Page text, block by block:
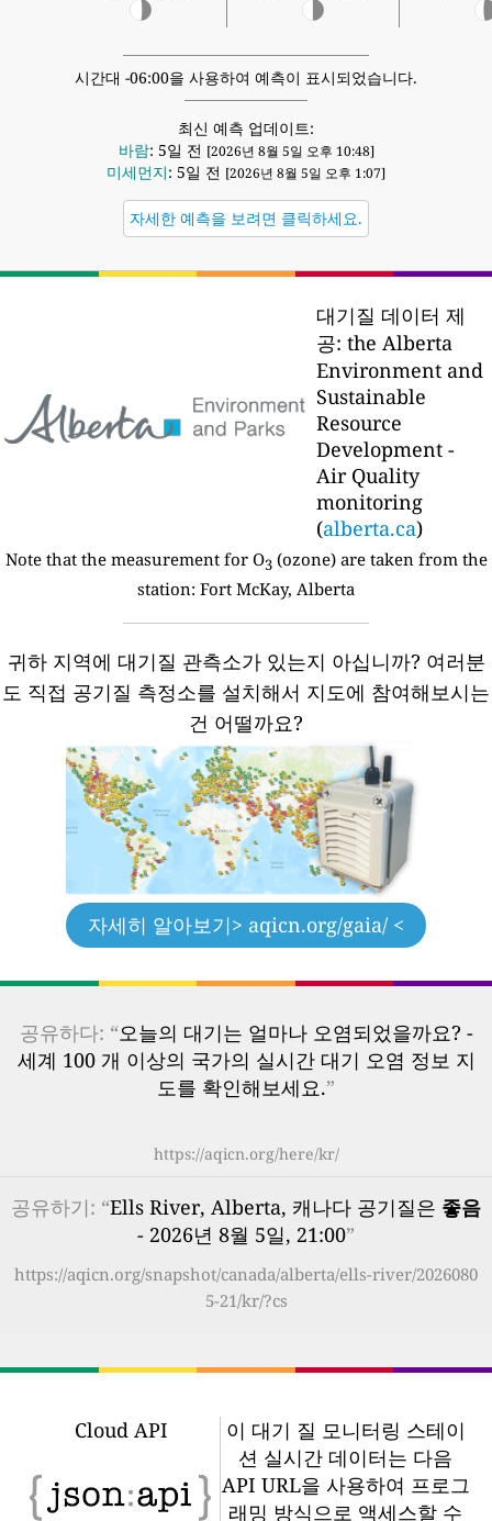
시간대 -06:00을 사용하여 예측이 표시되었습니다.
최신 예측 업데이트:
바람: 5일 전 [2026년 8월 5일 오후 10:48]
미세먼지: 5일 전 [2026년 8월 5일 오후 1:07]
자세한 예측을 보려면 클릭하세요.
대기질 데이터 제
공: the Alberta
Environment and
Sustainable
Resource
Development -
Air Quality
monitoring
(alberta.ca)
Note that the measurement for O3(ozone) are taken from the
station: Fort McKay, Alberta
귀하 지역에 대기질 관측소가 있는지 아십니까? 여러분
도 직접 공기질 측정소를 설치해서 지도에 참여해보시는
건 어떨까요?
자세히 알아보기> aqicn.org/gaia/ <
공유하다: “오늘의 대기는 얼마나 오염되었을까요? -
세계 100 개 이상의 국가의 실시간 대기 오염 정보 지
도를 확인해보세요.”
https://aqicn.org/here/kr/
공유하기: “Ells River, Alberta, 캐나다 공기질은 좋음
- 2026년 8월 5일, 21:00”
https://aqicn.org/snapshot/canada/alberta/ells-river/2026080
5-21/kr/?cs
Cloud API
이 대기 질 모니터링 스테이
션 실시간 데이터는 다음
API URL을 사용하여 프로그
래밍 방식으로 액세스할 수